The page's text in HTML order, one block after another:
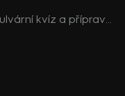
1. série, 26. epizoda: Bulvární kvíz a příprava na Mikulášskou party